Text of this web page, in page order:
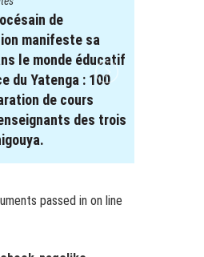
de
manifeste sa
le monde éducatif
du Yatenga : 100
de cours
des trois
parwebmaster
passed in on line